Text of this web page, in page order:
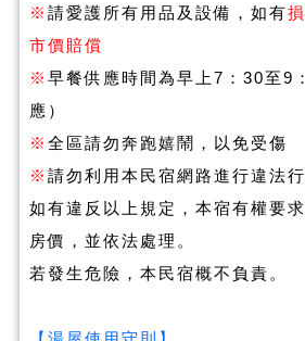
※ 請愛護所有用品及設備，如有
市價賠償
※ 早餐供應時間為早上7：30至9
應）
※ 全區請勿奔跑嬉鬧，以免受傷
※ 請勿利用本民宿網路進行違法
如有違反以上規定，本宿有權要
房價，並依法處理。
若發生危險，本民宿概不負責。